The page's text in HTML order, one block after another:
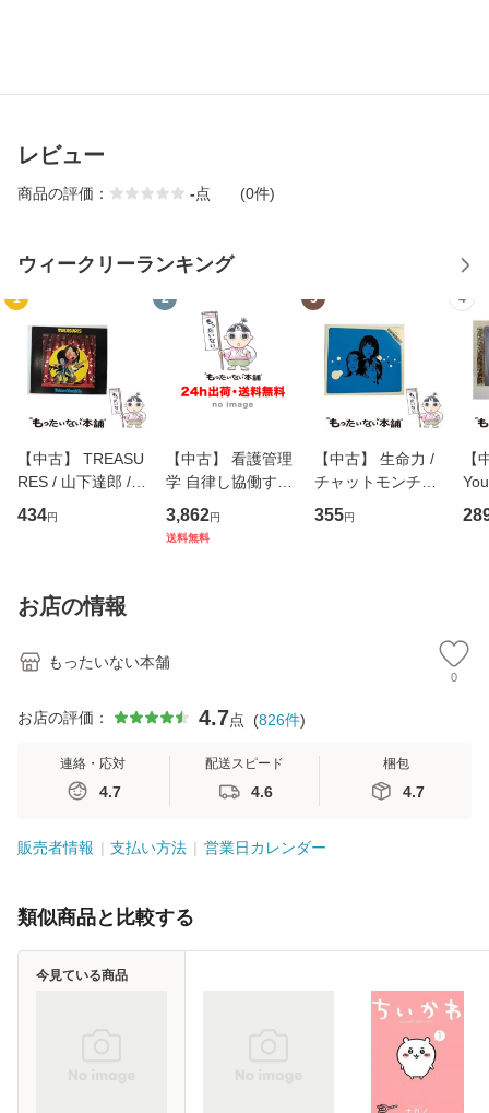
レビュー
商品の評価： -点 (0件)
ウィークリーランキング
1
【中古】 TREASU
RES / 山下達郎 /
イーストウエス
ト・ジャパン [CD]
434円
2
【中古】 看護管理
学 自律し協働する
専門職の看護マネ
ジメントスキル 改
3,862円
送料無料
3
【中古】 生命力 /
チャットモンチー /
キューンレコード
[CD]【メール便送
355円
4
【
のが
お店の情報
もったいない本舗
0
お店の評価： 4.7点 (826件)
連絡・応対
4.7
配送スピード
4.6
梱包
4.7
販売者情報 支払い方法 営業日カレンダー
類似商品と比較する
今見ている商品